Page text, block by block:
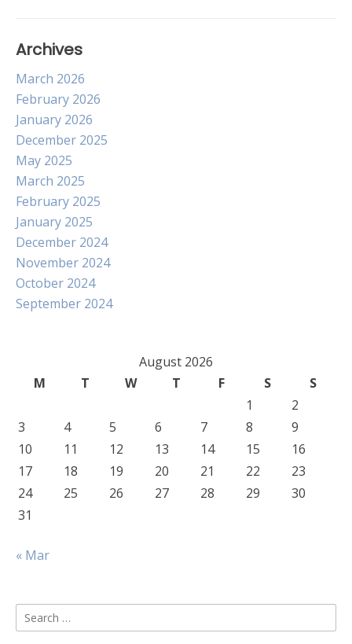
Archives
March 2026
February 2026
January 2026
December 2025
May 2025
March 2025
February 2025
January 2025
December 2024
November 2024
October 2024
September 2024
August 2026
M
T W T F S
S
1
2
3
4 5 6 7 8
9
10
11 12 13 14 15
16
17
18 19 20 21 22
23
24
25 26 27 28 29
30
31
« Mar
Search
for: